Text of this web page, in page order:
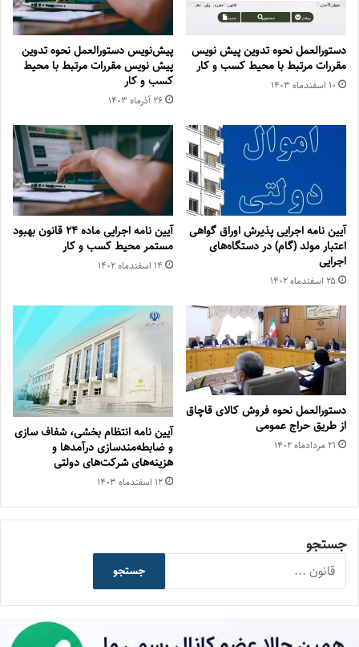
دستورالعمل نحوه تدوین پیش نویس
مقررات مرتبط با محیط کسب و کار
۱۰ اسفند‌ماه ۱۴۰۳
پیش‌نویس دستورالعمل نحوه تدوین
پیش نویس مقررات مرتبط با محیط
کسب و کار
۲۶ آذر‌ماه ۱۴۰۳
آیین نامه اجرایی پذیرش اوراق گواهی
اعتبار مولد (گام) در دستگاه‌های
اجرایی
۲۵ اسفند‌ماه ۱۴۰۲
آیین نامه اجرایی ماده ۲۴ قانون بهبود
مستمر محیط کسب و کار
۱۴ اسفند‌ماه ۱۴۰۲
دستورالعمل نحوه فروش کالای قاچاق
از طریق حراج عمومی
۲۱ مرداد‌ماه ۱۴۰۲
آیین نامه انتظام بخشی، شفاف سازی
و ضابطه‌مندسازی درآمدها و
هزینه‌‌های شرکت‌های دولتی
۱۲ اسفند‌ماه ۱۴۰۳
جستجو
جستجو